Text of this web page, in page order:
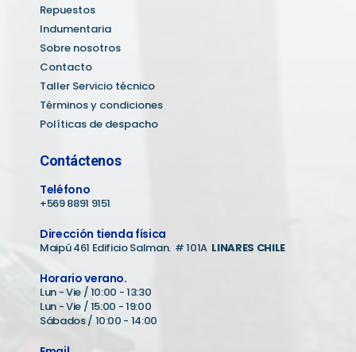
Repuestos
Indumentaria
Sobre nosotros
Contacto
Taller Servicio técnico
Términos y condiciones
Políticas de despacho
Contáctenos
Teléfono
+569 8891 9151
Dirección tienda física
Maipú 461 Edificio Salman. # 101A LINARES CHILE
Horario verano.
Lun - Vie / 10:00 - 13:30
Lun - Vie / 15:00 - 19:00
Sábados / 10:00 - 14:00